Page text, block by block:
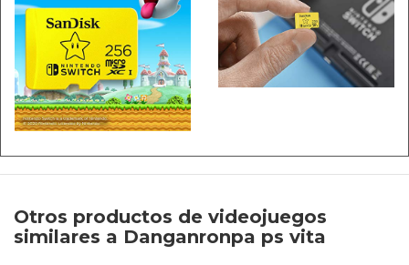
Otros productos de videojuegos
similares a Danganronpa ps vita